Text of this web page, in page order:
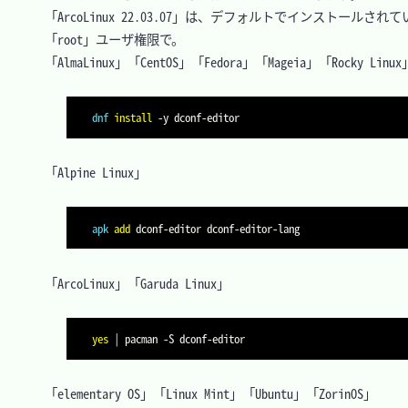
「ArcoLinux 22.03.07」は、デフォルトでインストールされて
「root」ユーザ権限で。
「AlmaLinux」「CentOS」「Fedora」「Mageia」「Rocky Linux」
dnf install -y dconf-editor
「Alpine Linux」
apk add dconf-editor dconf-editor-lang
「ArcoLinux」「Garuda Linux」
yes | pacman -S dconf-editor
「elementary OS」「Linux Mint」「Ubuntu」「ZorinOS」